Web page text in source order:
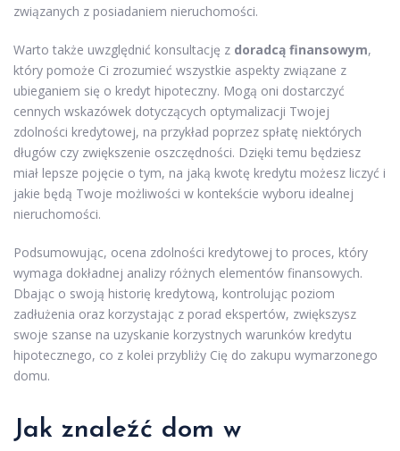
związanych z posiadaniem nieruchomości.
Warto także uwzględnić konsultację z doradcą finansowym,
który pomoże Ci zrozumieć wszystkie aspekty związane z
ubieganiem się o kredyt hipoteczny. Mogą oni dostarczyć
cennych wskazówek dotyczących optymalizacji Twojej
zdolności kredytowej, na przykład poprzez spłatę niektórych
długów czy zwiększenie oszczędności. Dzięki temu będziesz
miał lepsze pojęcie o tym, na jaką kwotę kredytu możesz liczyć i
jakie będą Twoje możliwości w kontekście wyboru idealnej
nieruchomości.
Podsumowując, ocena zdolności kredytowej to proces, który
wymaga dokładnej analizy różnych elementów finansowych.
Dbając o swoją historię kredytową, kontrolując poziom
zadłużenia oraz korzystając z porad ekspertów, zwiększysz
swoje szanse na uzyskanie korzystnych warunków kredytu
hipotecznego, co z kolei przybliży Cię do zakupu wymarzonego
domu.
Jak znaleźć dom w